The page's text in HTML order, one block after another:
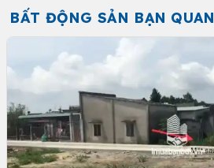
BẤT ĐỘNG SẢN BẠN